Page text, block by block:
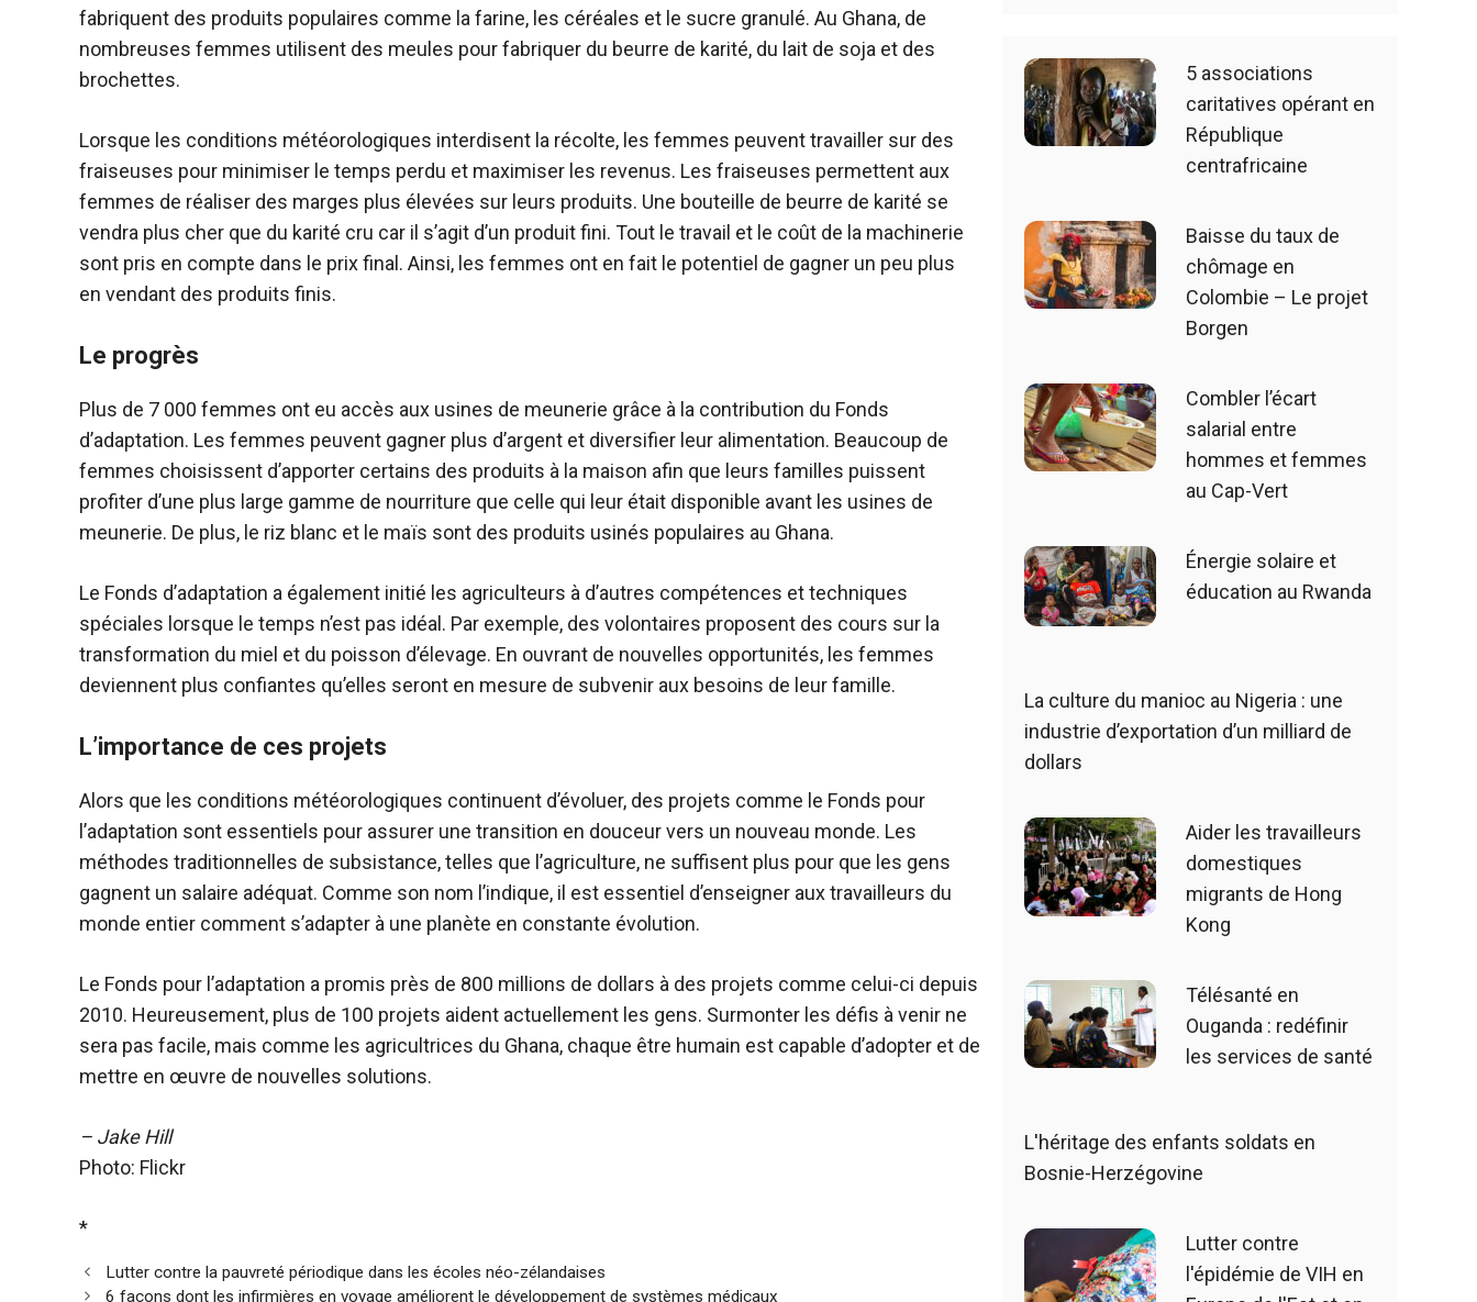
fabriquent des produits populaires comme la farine, les céréales et le sucre granulé. Au Ghana, de
nombreuses femmes utilisent des meules pour fabriquer du beurre de karité, du lait de soja et des
brochettes.
Lorsque les conditions météorologiques interdisent la récolte, les femmes peuvent travailler sur des
fraiseuses pour minimiser le temps perdu et maximiser les revenus. Les fraiseuses permettent aux
femmes de réaliser des marges plus élevées sur leurs produits. Une bouteille de beurre de karité se
vendra plus cher que du karité cru car il s’agit d’un produit fini. Tout le travail et le coût de la machinerie
sont pris en compte dans le prix final. Ainsi, les femmes ont en fait le potentiel de gagner un peu plus
en vendant des produits finis.
Le progrès
Plus de 7 000 femmes ont eu accès aux usines de meunerie grâce à la contribution du Fonds
d’adaptation. Les femmes peuvent gagner plus d’argent et diversifier leur alimentation. Beaucoup de
femmes choisissent d’apporter certains des produits à la maison afin que leurs familles puissent
profiter d’une plus large gamme de nourriture que celle qui leur était disponible avant les usines de
meunerie. De plus, le riz blanc et le maïs sont des produits usinés populaires au Ghana.
Le Fonds d’adaptation a également initié les agriculteurs à d’autres compétences et techniques
spéciales lorsque le temps n’est pas idéal. Par exemple, des volontaires proposent des cours sur la
transformation du miel et du poisson d’élevage. En ouvrant de nouvelles opportunités, les femmes
deviennent plus confiantes qu’elles seront en mesure de subvenir aux besoins de leur famille.
L’importance de ces projets
Alors que les conditions météorologiques continuent d’évoluer, des projets comme le Fonds pour
l’adaptation sont essentiels pour assurer une transition en douceur vers un nouveau monde. Les
méthodes traditionnelles de subsistance, telles que l’agriculture, ne suffisent plus pour que les gens
gagnent un salaire adéquat. Comme son nom l’indique, il est essentiel d’enseigner aux travailleurs du
monde entier comment s’adapter à une planète en constante évolution.
Le Fonds pour l’adaptation a promis près de 800 millions de dollars à des projets comme celui-ci depuis
2010. Heureusement, plus de 100 projets aident actuellement les gens. Surmonter les défis à venir ne
sera pas facile, mais comme les agricultrices du Ghana, chaque être humain est capable d’adopter et de
mettre en œuvre de nouvelles solutions.
– Jake Hill
Photo: Flickr
*
Lutter contre la pauvreté périodique dans les écoles néo-zélandaises
6 façons dont les infirmières en voyage améliorent le développement de systèmes médicaux
5 associations
caritatives opérant en
République
centrafricaine
Baisse du taux de
chômage en
Colombie – Le projet
Borgen
Combler l’écart
salarial entre
hommes et femmes
au Cap-Vert
Énergie solaire et
éducation au Rwanda
La culture du manioc au Nigeria : une
industrie d’exportation d’un milliard de
dollars
Aider les travailleurs
domestiques
migrants de Hong
Kong
Télésanté en
Ouganda : redéfinir
les services de santé
L'héritage des enfants soldats en
Bosnie-Herzégovine
Lutter contre
l'épidémie de VIH en